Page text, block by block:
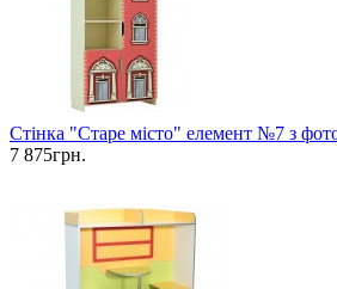
Стінка "Старе місто" елемент №7 з
7 875грн.